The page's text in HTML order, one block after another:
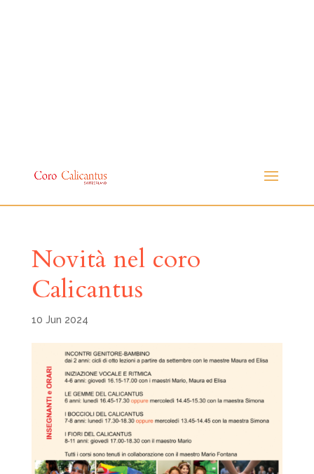
Novità nel coro
Calicantus
10 Jun 2024